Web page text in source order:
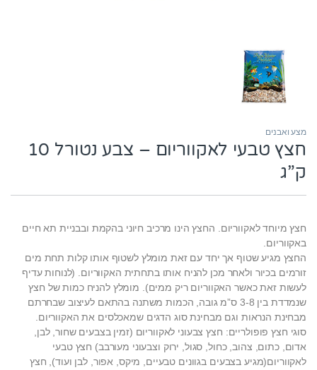
מצע ואבנים
חצץ טבעי לאקווריום – צבע נטורל 10
ק”ג
חצץ מיוחד לאקווריום. החצץ הינו מרכיב חיוני בהקמת ובבניית תא חיים
באקווריום.
החצץ מגיע שטוף אך יחד עם זאת מומלץ לשטוף אותו קלות תחת מים
זורמים בכיור ולאחר מכן להניח אותו בתחתית האקווריום. (לנוחות עדיף
לעשות זאת כאשר האקווריום ריק ממים). מומלץ להניח כמות של חצץ
שנמדדת בין 3-8 ס”מ גובה, הכמות משתנה בהתאם לעיצוב שבחרתם
מבחינת הנראות וגם מבחינת סוג הדגים שמאכלסים את האקווריום.
סוגי חצץ פופולריים: חצץ צבעוני לאקווריום (זמין בצבעים שחור, לבן,
אדום, כתום, צהוב, כחול, סגול, ירוק וצבעוני מעורבב) חצץ טבעי
לאקווריום(מגיע בצבעים בגוונים טבעיים, מיקס, אפור, לבן ועוד), חצץ